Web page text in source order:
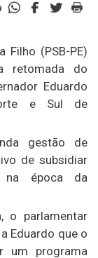
Filho (PSB-PE)
retomada do
Eduardo
e Sul de
gestão de
de subsidiar
na época da
o parlamentar
Eduardo que o
um programa